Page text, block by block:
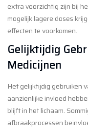
extra voorzichtig zijn bij
mogelijk lagere doses
effecten te voorkomen.
Gelijktijdig
Medicijnen
Het gelijktijdig gebruiken
aanzienlijke invloed
blijft in het lichaam.
afbraakprocessen